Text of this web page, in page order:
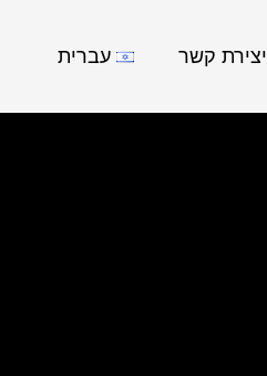
יצירת קשר עברית